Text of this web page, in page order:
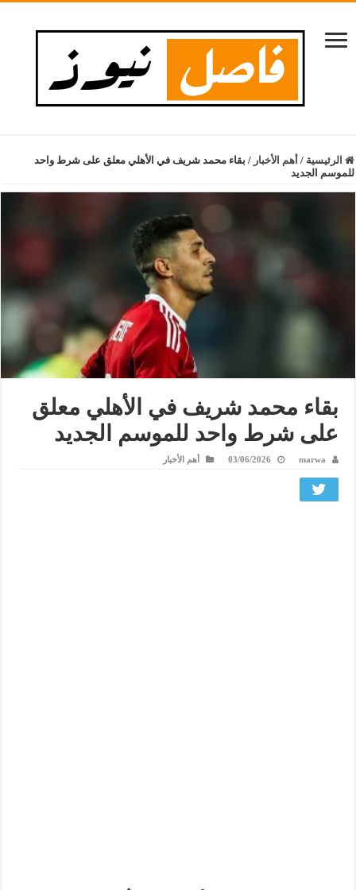
الرئيسية / أهم الأخبار / بقاء محمد شريف في الأهلي معلق على شرط واحد
للموسم الجديد
بقاء محمد شريف في الأهلي معلق
على شرط واحد للموسم الجديد
marwa
03/06/2026 أهم الأخبار